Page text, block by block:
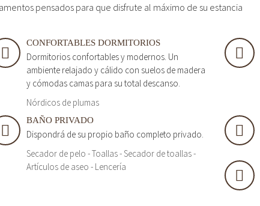
pensados para que disfrute al máximo de su estancia
CONFORTABLES DORMITORIOS
Dormitorios confortables y modernos. Un
ambiente relajado y cálido con suelos de madera
y cómodas camas para su total descanso.
Nórdicos de plumas
BAÑO PRIVADO
Dispondrá de su propio baño completo privado.
Secador de pelo - Toallas - Secador de toallas -
Artículos de aseo - Lencería